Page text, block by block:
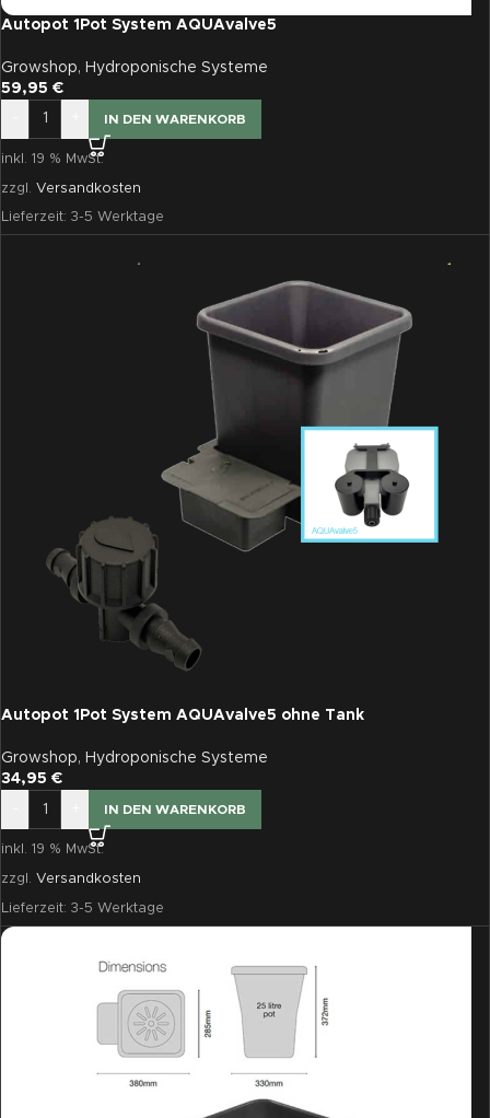
Autopot 1Pot System AQUAvalve5
Growshop, Hydroponische Systeme
59,95 €
IN DEN WARENKORB
inkl. 19 % MwSt.
zzgl. Versandkosten
Lieferzeit: 3-5 Werktage
Autopot 1Pot System AQUAvalve5 ohne Tank
Growshop, Hydroponische Systeme
34,95 €
IN DEN WARENKORB
inkl. 19 % MwSt.
zzgl. Versandkosten
Lieferzeit: 3-5 Werktage